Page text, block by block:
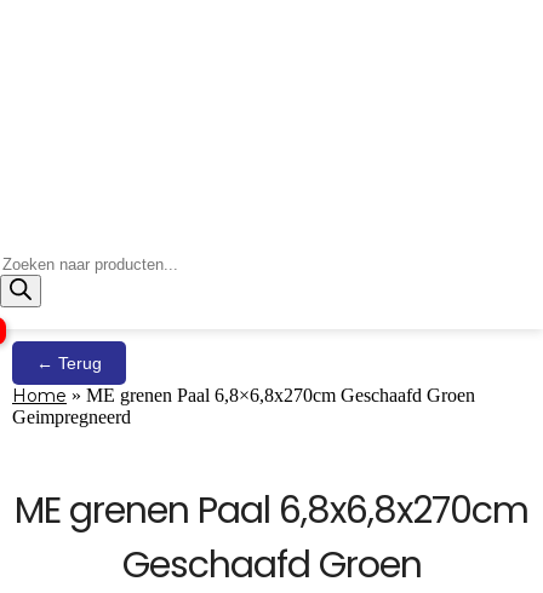
Producten
zoeken
← Terug
Home » ME grenen Paal 6,8×6,8x270cm Geschaafd Groen
Geimpregneerd
ME grenen Paal 6,8x6,8x270cm
Geschaafd Groen